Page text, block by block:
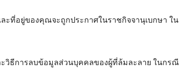
ที่อยู่ของคุณจะถูกประกาศในราชกิจจานุเบกษา ใ
วิธีการลบข้อมูลส่วนบุคคลของผู้ที่ล้มละลาย ในก